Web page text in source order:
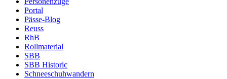
Portal
Pässe-Blog
Reuss
RhB
Rollmaterial
SBB
SBB Historic
Schneeschuhwandern